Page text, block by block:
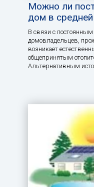
Можно ли
дом в
В связи с постоянным
домовладельцев,
возникает
общепринятым
Альтернативным